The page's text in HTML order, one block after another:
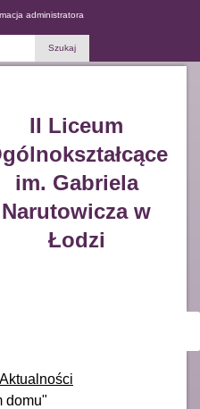
administratora
II Liceum
im. Gabriela
Narutowicza w
Łodzi
domu"